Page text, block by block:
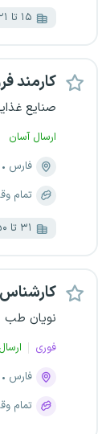
۱۵ تا ۲۱ میلیون تومان
کارمند
صنایع
ارسال آسان
فارس
تمام
۳۱ تا ۵۰ میلیون تومان
نویان طب
فوری
فارس
تمام